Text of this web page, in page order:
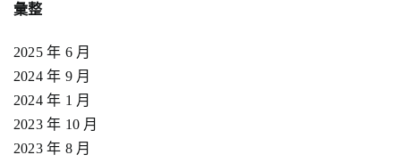
彙整
2025 年 6 月
2024 年 9 月
2024 年 1 月
2023 年 10 月
2023 年 8 月